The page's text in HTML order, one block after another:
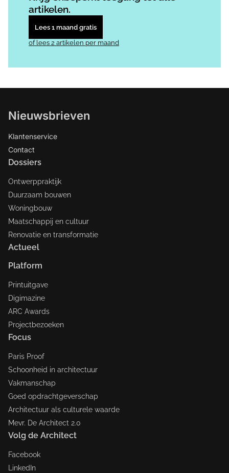
artikelen.
Lees 1 maand gratis
of lees 2 artikelen per maand
Nieuwsbrieven
Klantenservice
Contact
Dossiers
Ontwerppraktijk
Duurzaam bouwen
Woningbouw
Maatschappij en cultuur
Renovatie en transformatie
Actueel
Platform
Printuitgave
Digimazine
ARC Awards
Projectbezoeken
Focus
Paris Proof
Schoonheid in architectuur
Vakmanschap
Goed opdrachtgeverschap
Architectuur als culturele waarde
Mevr. De Architect 2.0
Volg de Architect
Facebook
LinkedIn